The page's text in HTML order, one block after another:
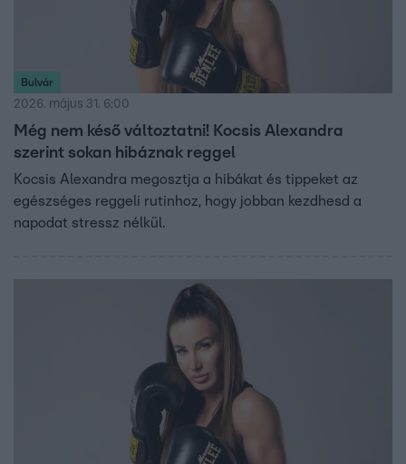
Bulvár
2026. május 31. 6:00
Még nem késő változtatni! Kocsis Alexandra
szerint sokan hibáznak reggel
Kocsis Alexandra megosztja a hibákat és tippeket az
egészséges reggeli rutinhoz, hogy jobban kezdhesd a
napodat stressz nélkül.